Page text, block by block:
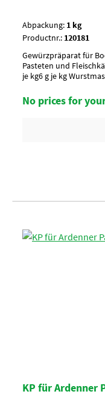
Abpackung: 1 kg
Productnr.: 120181
Gewürzpräparat für
Pasteten und
je kg6 g je kg
No prices for
KP für Ardenner